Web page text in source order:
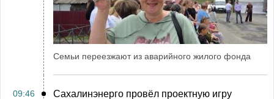
Семьи переезжают из аварийного жилого фонда
09:46
Сахалинэнерго провёл проектную игру